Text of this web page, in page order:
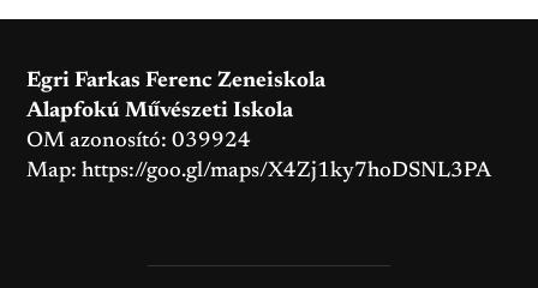
Egri Farkas Ferenc Zeneiskola
Alapfokú Művészeti Iskola
OM azonosító: 039924
Map:https://goo.gl/maps/X4Zj1ky7hoDSNL3PA